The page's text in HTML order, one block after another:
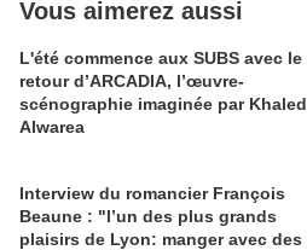
Vous aimerez aussi
L'été commence aux SUBS avec le
retour d’ARCADIA, l’œuvre-
scénographie imaginée par Khaled
Alwarea
Interview du romancier François
Beaune : "l’un des plus grands
plaisirs de Lyon: manger avec des